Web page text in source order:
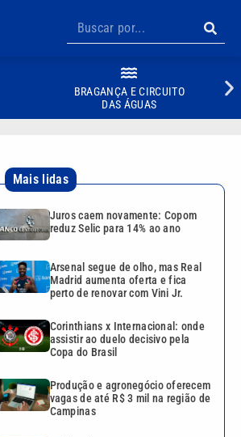
BRAGANÇA E CIRCUITO
DAS ÁGUAS
Mais lidas
Juros caem novamente: Copom
reduz Selic para 14% ao ano
Arsenal segue de olho, mas Real
Madrid aumenta oferta e fica
perto de renovar com Vini Jr.
Corinthians x Internacional: onde
assistir ao duelo decisivo pela
Copa do Brasil
Produção e agronegócio oferecem
vagas de até R$ 3 mil na região de
Campinas